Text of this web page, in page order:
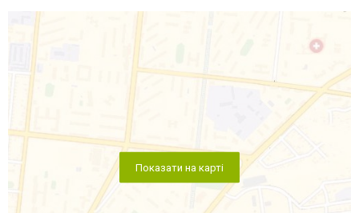
Показати на карті